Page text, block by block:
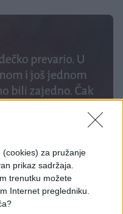
(cookies) za pružanje
prikaz sadržaja.
trenutku možete
Internet pregledniku.